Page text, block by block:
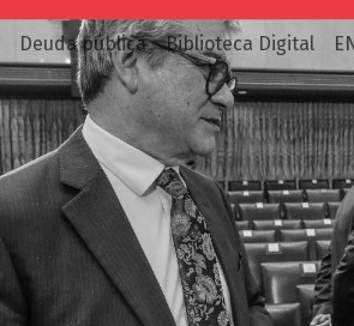
Deuda pública Biblioteca Digital